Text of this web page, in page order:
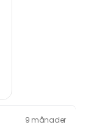
9 månader